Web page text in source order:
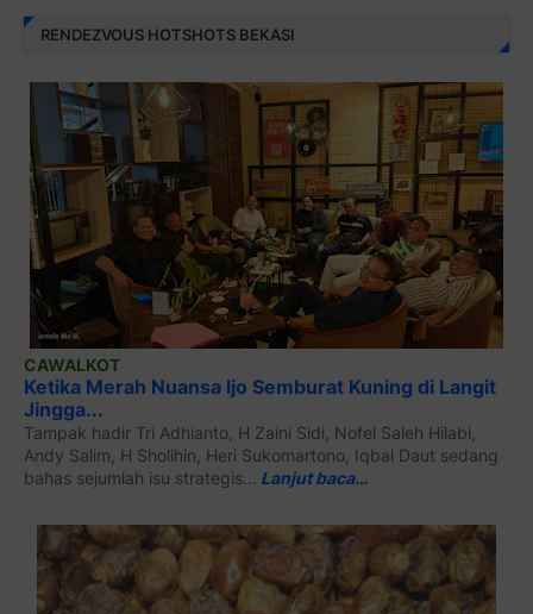
RENDEZVOUS HOTSHOTS BEKASI
CAWALKOT
Ketika Merah Nuansa Ijo Semburat Kuning di Langit
Jingga...
Tampak hadir Tri Adhianto, H Zaini Sidi, Nofel Saleh Hilabi,
Andy Salim, H Sholihin, Heri Sukomartono, Iqbal Daut sedang
bahas sejumlah isu strategis...
Lanjut baca…